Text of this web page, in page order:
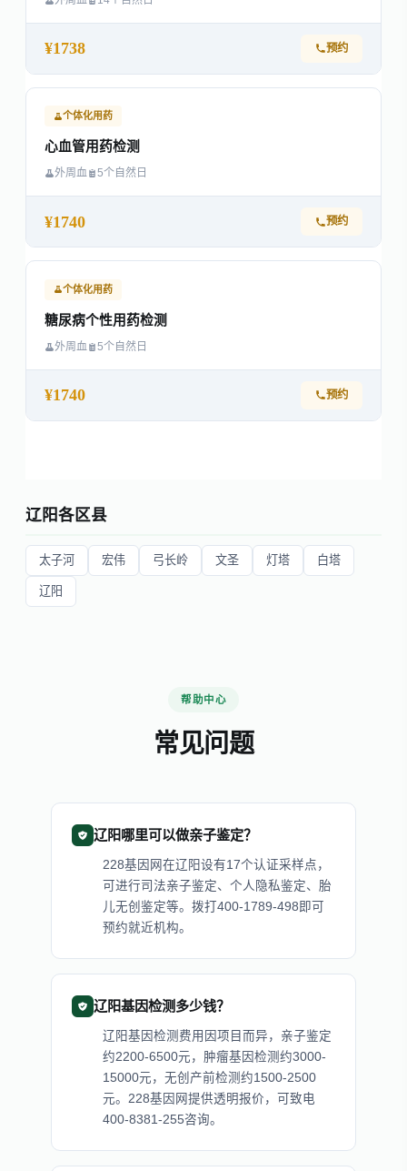
¥1738 预约
个体化用药
心血管用药检测
外周血 5个自然日
¥1740 预约
个体化用药
糖尿病个性用药检测
外周血 5个自然日
¥1740 预约
辽阳各区县
太子河 宏伟 弓长岭 文圣 灯塔 白塔
辽阳
帮助中心
常见问题
辽阳哪里可以做亲子鉴定？
228基因网在辽阳设有17个认证采样点，
可进行司法亲子鉴定、个人隐私鉴定、胎
儿无创鉴定等。拨打400-1789-498即可
预约就近机构。
辽阳基因检测多少钱？
辽阳基因检测费用因项目而异，亲子鉴定
约2200-6500元，肿瘤基因检测约3000-
15000元，无创产前检测约1500-2500
元。228基因网提供透明报价，可致电
400-8381-255咨询。